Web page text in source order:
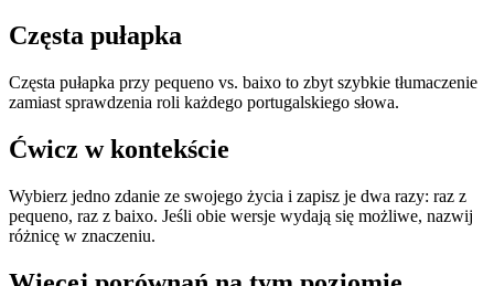
Częsta pułapka
Częsta pułapka przy pequeno vs. baixo to zbyt szybkie tłumaczenie
zamiast sprawdzenia roli każdego portugalskiego słowa.
Ćwicz w kontekście
Wybierz jedno zdanie ze swojego życia i zapisz je dwa razy: raz z
pequeno, raz z baixo. Jeśli obie wersje wydają się możliwe, nazwij
różnicę w znaczeniu.